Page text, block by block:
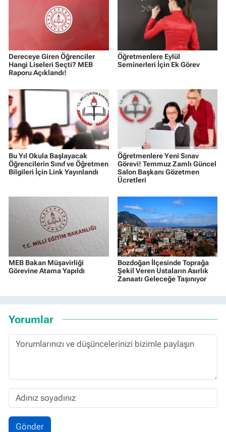
Dereceye Giren Öğrenciler
Hangi Liseleri Seçti? MEB
Raporu Açıklandı!
Öğretmenlere Eylül
Seminerleri İçin Ek Görev
Bu Yıl Okula Başlayacak
Öğrencilerin Sınıf ve Öğretmen
Bilgileri İçin Link Yayınlandı
Öğretmenlere Yeni Sınav
Görevi! Temmuz Zamlı Güncel
Salon Başkanı Gözetmen
Ücretleri
MEB Bakan Müşavirliği
Görevine Atama Yapıldı
Bozdoğan İlçesinde Toprağa
Şekil Veren Ustaların Asırlık
Zanaatı Geleceğe Taşınıyor
Yorumlar
Gönder